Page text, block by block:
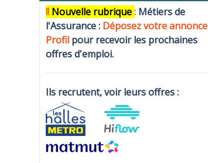
!! Nouvelle rubrique: Métiers de
l'Assurance : Déposez votre annonce
Profil pour recevoir les prochaines
offres d'emploi.
Ils recrutent, voir leurs offres :